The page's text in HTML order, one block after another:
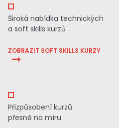
Široká nabídka technických
a soft skills kurzů
ZOBRAZIT SOFT SKILLS KURZY
Přizpůsobení kurzů
přesně na míru